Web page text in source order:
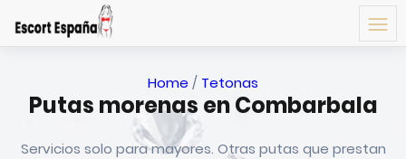
Home / Tetonas
Putas morenas en Combarbala
Servicios solo para mayores. Otras putas que prestan